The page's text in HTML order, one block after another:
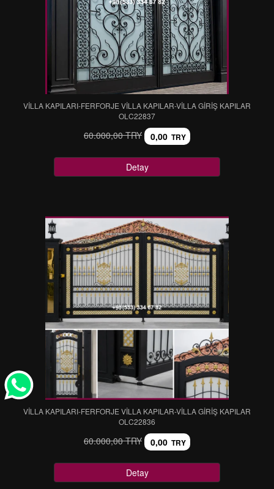
VİLLA KAPILARI-FERFORJE VİLLA KAPILAR-VİLLA GİRİŞ KAPILAR
OLC22837
60.000,00 TRY 0,00 TRY
Detay
VİLLA KAPILARI-FERFORJE VİLLA KAPILAR-VİLLA GİRİŞ KAPILAR
OLC22836
60.000,00 TRY 0,00 TRY
Detay